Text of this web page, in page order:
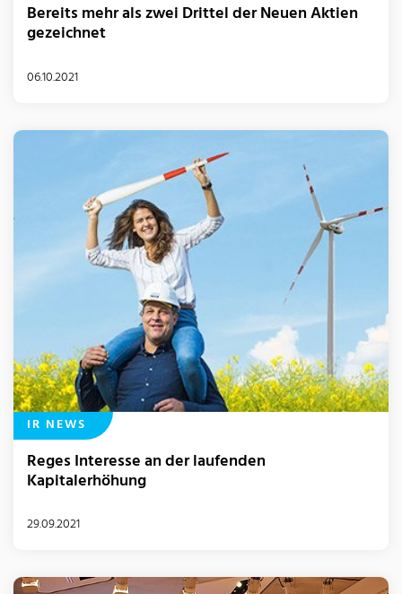
Bereits mehr als zwei Drittel der Neuen Aktien
gezeichnet
06.10.2021
IR NEWS
Reges Interesse an der laufenden
Kapitalerhöhung
29.09.2021